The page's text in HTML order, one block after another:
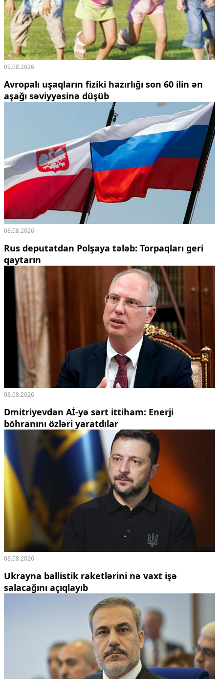
Ekologiya
Zəfər - 5
Gənclər və İdman
Media və QHT
Hadisə
Sağlamlıq
Mənəvi dəyərlər
Texnologiya
Missiyamız
09.08.2026
Avropalı uşaqların fiziki hazırlığı son 60 ilin ən
aşağı səviyyəsinə düşüb
08.08.2026
Rus deputatdan Polşaya tələb: Torpaqları geri
qaytarın
08.08.2026
Dmitriyevdən Aİ-yə sərt ittiham: Enerji
böhranını özləri yaratdılar
08.08.2026
Ukrayna ballistik raketlərini nə vaxt işə
salacağını açıqlayıb